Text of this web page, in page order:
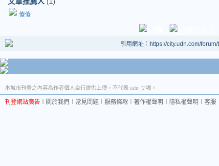
傻傻
引用網址：https://city.udn.com/
本城市刊登之內容為作者個人自行提供上傳，不代表 udn 立場。
刊登網站廣告 關於我們 常見問題 服務條款 著作權聲明 隱私權聲明 客服